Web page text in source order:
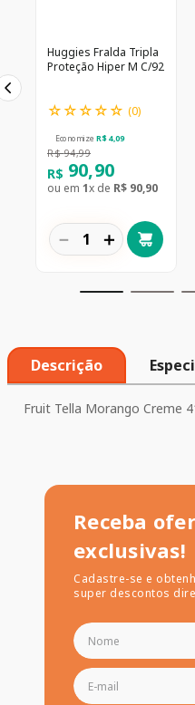
Huggies Fralda Tripla
Proteção Hiper M C/92
☆☆☆☆☆ (0)
Economize R$ 4,09
R$ 94,99
R$ 90,90
ou em 1x de R$ 90,90
＋
－
Descrição
Fruit Tella Morango Creme
Receba
exclusivas!
Cadastre-se e
super descontos